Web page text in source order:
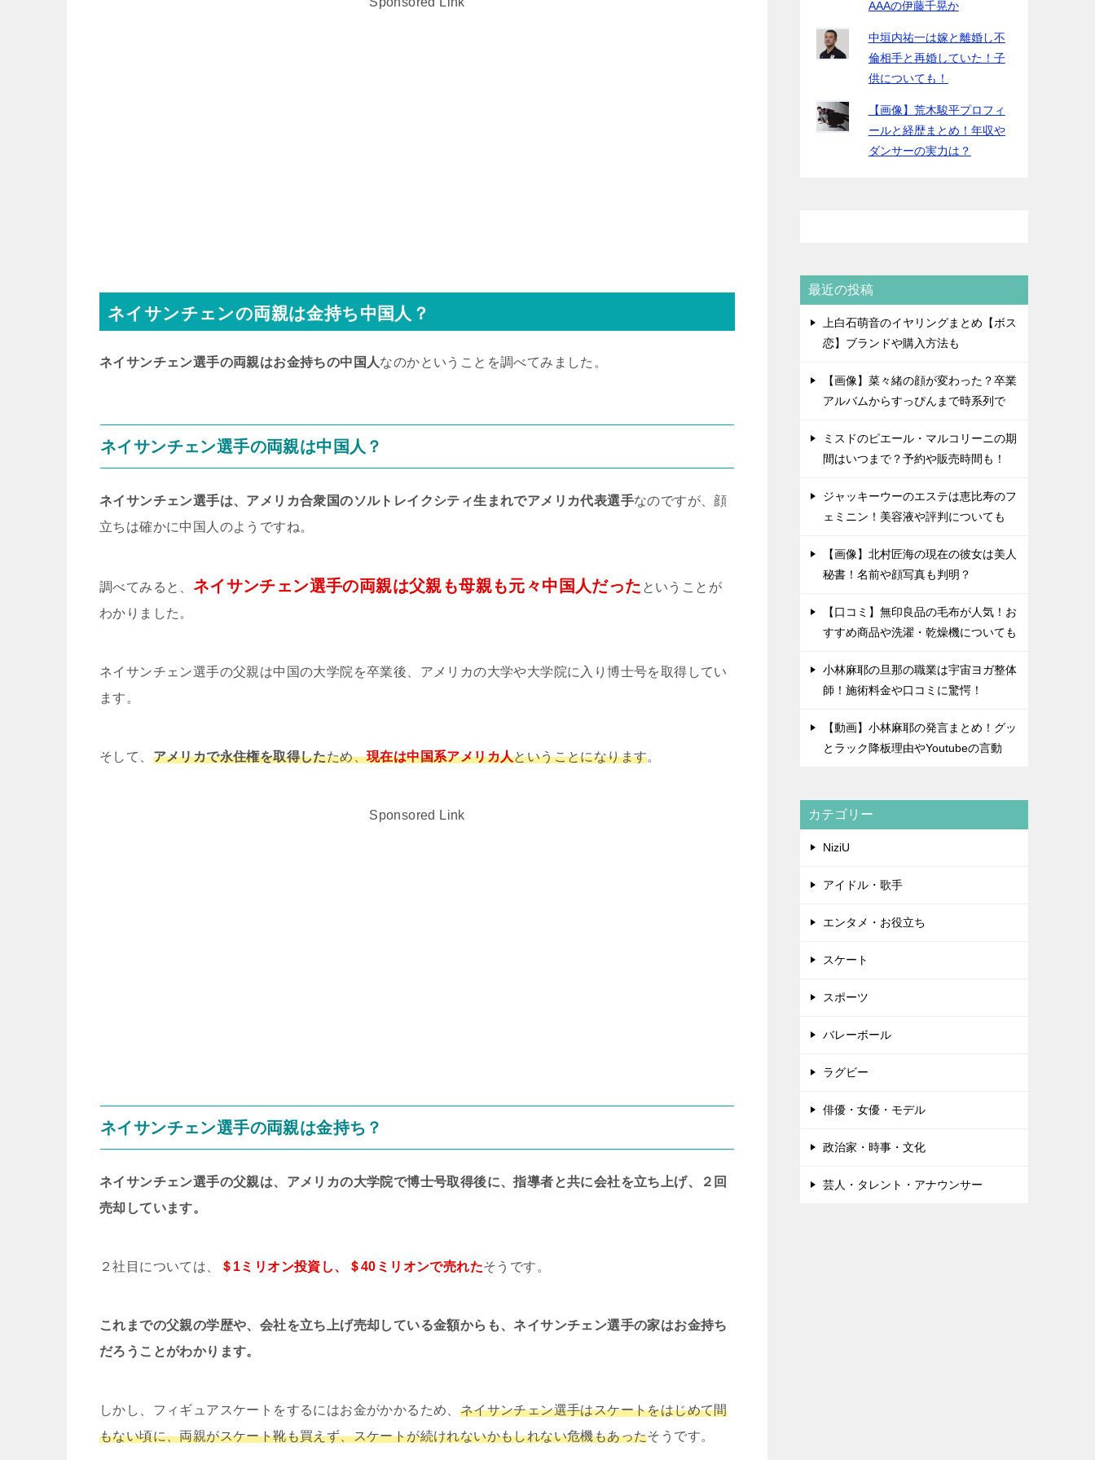
ネイサンチェンの両親は金持ち中国人？
ネイサンチェン選手の両親はお金持ちの中国人なのかということを調べてみました。
ネイサンチェン選手の両親は中国人？
ネイサンチェン選手は、アメリカ合衆国のソルトレイクシティ生まれでアメリカ代表選手なのですが、顔
立ちは確かに中国人のようですね。
調べてみると、 ネイサンチェン選手の両親は父親も母親も元々中国人だった ということが
わかりました。
ネイサンチェン選手の父親は中国の大学院を卒業後、アメリカの大学や大学院に入り博士号を取得してい
ます。
そして、 アメリカで永住権を取得したため、現在は中国系アメリカ人ということになります。
Sponsored Link
ネイサンチェン選手の両親は金持ち？
ネイサンチェン選手の父親は、アメリカの大学院で博士号取得後に、指導者と共に会社を立ち上げ、２回
売却しています。
２社目については、 ＄1ミリオン投資し、＄40ミリオンで売れたそうです。
これまでの父親の学歴や、会社を立ち上げ売却している金額からも、ネイサンチェン選手の家はお金持ち
だろうことがわかります。
しかし、フィギュアスケートをするにはお金がかかるため、 ネイサンチェン選手はスケートをはじめて間
もない頃に、両親がスケート靴も買えず、スケートが続けれないかもしれない危機もあったそうです。
AAAの伊藤千晃か
中垣内祐一は嫁と離婚し不
倫相手と再婚していた！子
供についても！
【画像】荒木駿平プロフィ
ールと経歴まとめ！年収や
ダンサーの実力は？
最近の投稿
上白石萌音のイヤリングまとめ【ボス
恋】ブランドや購入方法も
【画像】菜々緒の顔が変わった？卒業
アルバムからすっぴんまで時系列で
ミスドのピエール・マルコリーニの期
間はいつまで？予約や販売時間も！
ジャッキーウーのエステは恵比寿のフ
ェミニン！美容液や評判についても
【画像】北村匠海の現在の彼女は美人
秘書！名前や顔写真も判明？
【口コミ】無印良品の毛布が人気！お
すすめ商品や洗濯・乾燥機についても
小林麻耶の旦那の職業は宇宙ヨガ整体
師！施術料金や口コミに驚愕！
【動画】小林麻耶の発言まとめ！グッ
とラック降板理由やYoutubeの言動
カテゴリー
NiziU
アイドル・歌手
エンタメ・お役立ち
スケート
スポーツ
バレーボール
ラグビー
俳優・女優・モデル
政治家・時事・文化
芸人・タレント・アナウンサー